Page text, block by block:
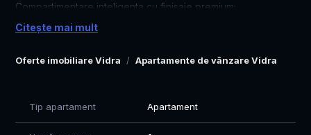
Oferte imobiliare Vidra Apartamente de vânzare Vidra
Compartimentare inteligenta cu finisaje premium;
Cupluri care vor mai mult decat un bloc aglomerat!
Familii cu copii
lor proprie
Bucătărie 8,50mp
Hol 4.5 mp
Citește mai mult
Tip apartament Apartament